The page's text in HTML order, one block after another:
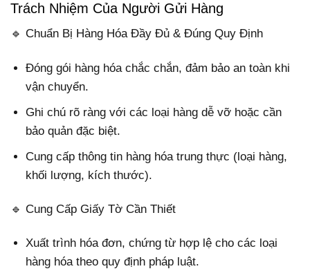
Trách Nhiệm Của Người Gửi Hàng
🔹 Chuẩn Bị Hàng Hóa Đầy Đủ & Đúng Quy Định
Đóng gói hàng hóa chắc chắn, đảm bảo an toàn khi
vận chuyển.
Ghi chú rõ ràng với các loại hàng dễ vỡ hoặc cần
bảo quản đặc biệt.
Cung cấp thông tin hàng hóa trung thực (loại hàng,
khối lượng, kích thước).
🔹 Cung Cấp Giấy Tờ Cần Thiết
Xuất trình hóa đơn, chứng từ hợp lệ cho các loại
hàng hóa theo quy định pháp luật.